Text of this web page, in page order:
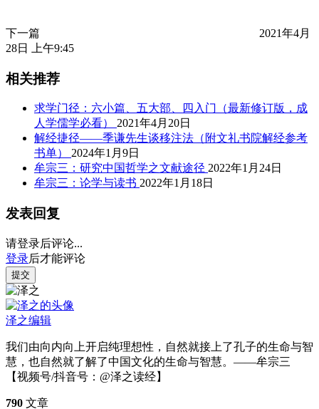
下一篇
2021年4月
28日 上午9:45
相关推荐
求学门径：六小篇、五大部、四入门（最新修订版，成
人学儒学必看）
2021年4月20日
解经捷径——季谦先生谈移注法（附文礼书院解经参考
书单）
2024年1月9日
牟宗三：研究中国哲学之文献途径 2022年1月24日
牟宗三：论学与读书 2022年1月18日
发表回复
请登录后评论...
登录后才能评论
提交
泽之编辑
我们由向内向上开启纯理想性，自然就接上了孔子的生命与智
慧，也自然就了解了中国文化的生命与智慧。——牟宗三
【视频号/抖音号：@泽之读经】
790 文章